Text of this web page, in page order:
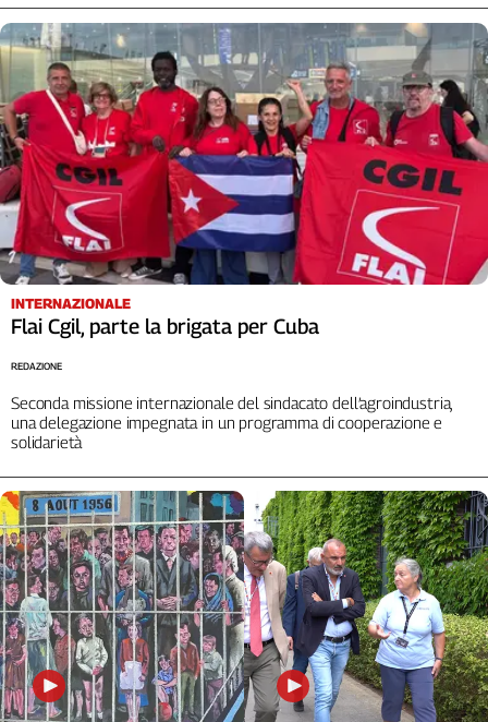
Cerca
Contatti
La
redazione
Newsletter
Social
INTERNAZIONALE
Flai Cgil, parte la brigata per Cuba
Seconda missione internazionale del sindacato dell’agroindustria,
una delegazione impegnata in un programma di cooperazione e
solidarietà
REDAZIONE